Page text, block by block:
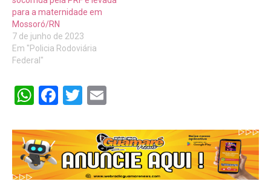
para a maternidade em
Mossoró/RN
7 de junho de 2023
Em "Policia Rodoviária
Federal"
WhatsApp
Facebook
Twitter